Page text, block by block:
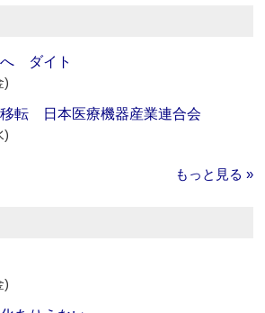
へ ダイト
)
転 日本医療機器産業連合会
)
もっと見る »
)